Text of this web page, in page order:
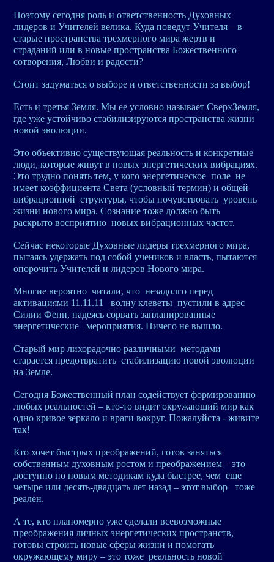
Поэтому сегодня роль и ответственность Духовных
лидеров и Учителей велика. Куда поведут Учителя – в
старые пространства трехмерного мира жертв и
страданий или в новые пространства Божественного
сотворения, Любви и радости?
Стоит задуматься о выборе и ответственности за выбор!
Есть и третья Земля. Мы ее условно называет СверхЗемля,
где уже устойчиво стабилизируются пространства жизни
новой эволюции.
Это объективно существующая реальность и конкретные
люди, которые живут в новых энергетических вибрациях.
Это трудно понять тем, у кого энергетическое поле не
имеет коэффициента Света (условный термин) и общей
вибрационной структуры, чтобы почувствовать уровень
жизни нового мира. Сознание тоже должно быть
раскрыто восприятию новых вибрационных частот.
Сейчас некоторые Духовные лидеры трехмерного мира,
пытаясь удержать под собой учеников и власть, пытаются
опорочить Учителей и лидеров Нового мира.
Многие вероятно читали, что незадолго перед
активациями 11.11.11 волну клеветы пустили в адрес
Силии Фенн, надеясь сорвать запланированные
энергетические мероприятия. Ничего не вышло.
Старый мир лихорадочно различными методами
старается предотвратить стабилизацию новой эволюции
на Земле.
Сегодня Божественный план содействует формированию
любых реальностей – кто-то видит окружающий мир как
одно кривое зеркало и враги вокруг. Пожалуйста - живите
так!
Кто хочет быстрых преображений, готов заняться
собственным духовным ростом и преображением – это
доступно по новым методикам куда быстрее, чем еще
четыре или десять-двадцать лет назад – этот выбор тоже
реален.
А те, кто планомерно уже сделали всевозможные
преображения личных энергетических пространств,
готовы строить новые сферы жизни и помогать
окружающему миру – это тоже реальность новой